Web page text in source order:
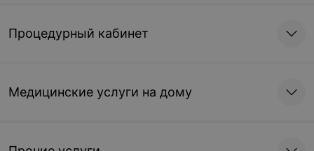
Медицинский осмотр
461,33 руб.
417,25 руб.
Процедурный кабинет
Медицинские услуги на дому